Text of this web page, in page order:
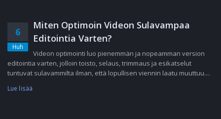
6
Huh
Miten Optimoin Videon Sulavampaa
Editointia Varten?
Videon optimointi luo pienemmän ja nopeamman version
editointia varten, jolloin toisto, selaus, trimmaus ja esikatselut
tuntuvat sulavammilta ilman, että lopullisen viennin laatu muuttuu....
Lue lisää